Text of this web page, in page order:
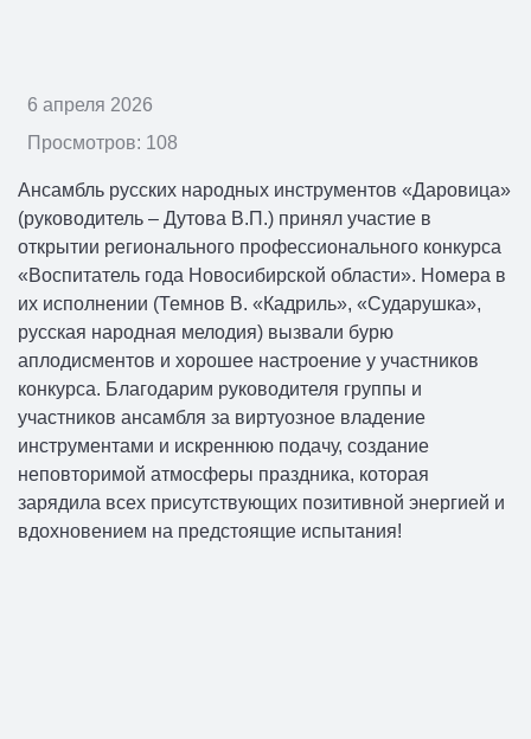
6 апреля 2026
Просмотров: 108
Ансамбль русских народных инструментов «Даровица»
(руководитель – Дутова В.П.) принял участие в
открытии регионального профессионального конкурса
«Воспитатель года Новосибирской области». Номера в
их исполнении (Темнов В. «Кадриль», «Сударушка»,
русская народная мелодия) вызвали бурю
аплодисментов и хорошее настроение у участников
конкурса. Благодарим руководителя группы и
участников ансамбля за виртуозное владение
инструментами и искреннюю подачу, создание
неповторимой атмосферы праздника, которая
зарядила всех присутствующих позитивной энергией и
вдохновением на предстоящие испытания!